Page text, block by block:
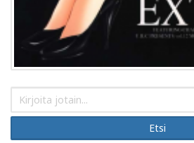
Etsi